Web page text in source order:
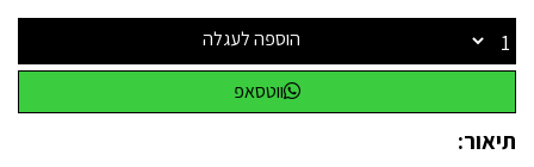
הוספה לעגלה
ווטסאפ
תיאור: